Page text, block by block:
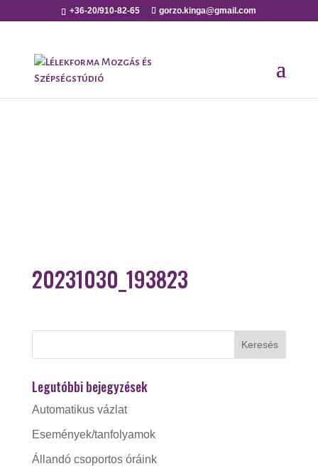
+36-20/910-82-65 gorzo.kinga@gmail.com
20231030_193823
Legutóbbi bejegyzések
Automatikus vázlat
Események/tanfolyamok
Állandó csoportos óráink